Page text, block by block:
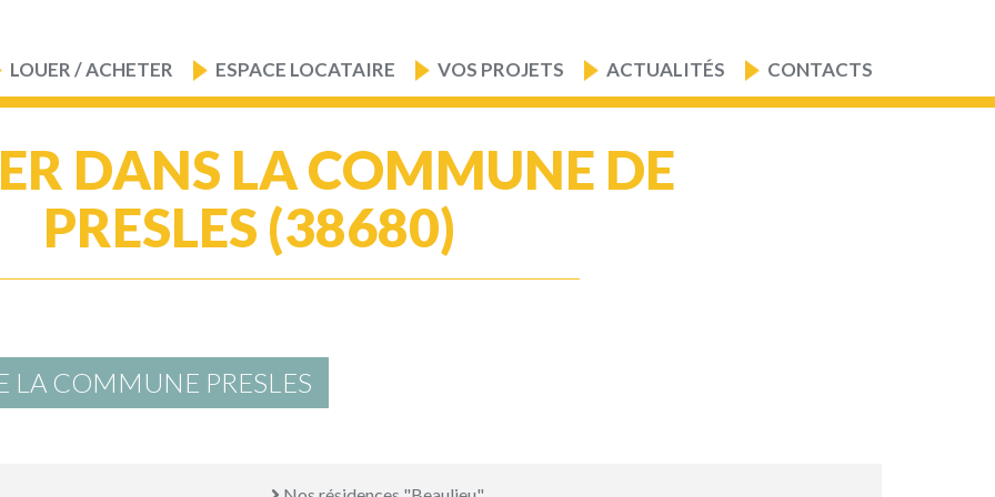
LOUER / ACHETER ESPACE LOCATAIRE VOS PROJETS ACTUALITÉS CONTACTS
DANS LA COMMUNE DE
PRESLES (38680)
LA COMMUNE PRESLES